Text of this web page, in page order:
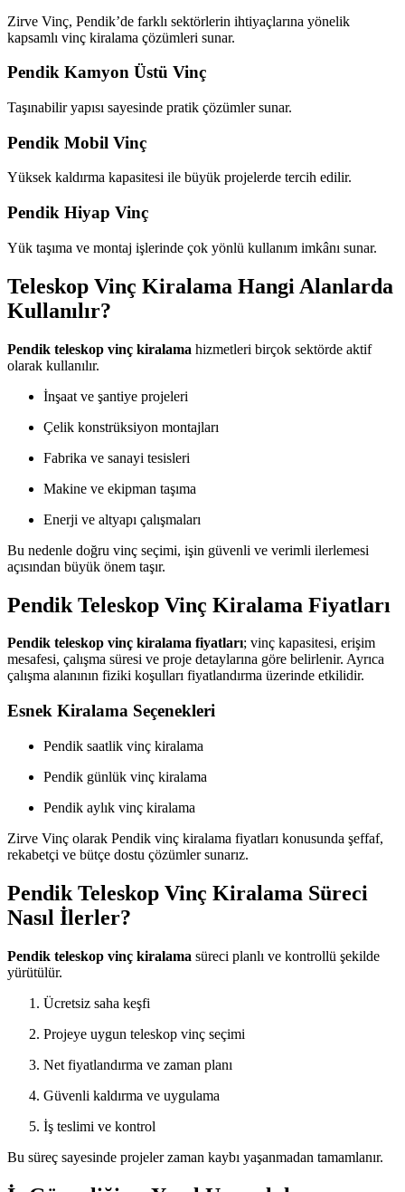
Zirve Vinç, Pendik’de farklı sektörlerin ihtiyaçlarına yönelik
kapsamlı vinç kiralama çözümleri sunar.
Pendik Kamyon Üstü Vinç
Taşınabilir yapısı sayesinde pratik çözümler sunar.
Pendik Mobil Vinç
Yüksek kaldırma kapasitesi ile büyük projelerde tercih edilir.
Pendik Hiyap Vinç
Yük taşıma ve montaj işlerinde çok yönlü kullanım imkânı sunar.
Teleskop Vinç Kiralama Hangi Alanlarda
Kullanılır?
Pendik teleskop vinç kiralama hizmetleri birçok sektörde aktif
olarak kullanılır.
İnşaat ve şantiye projeleri
Çelik konstrüksiyon montajları
Fabrika ve sanayi tesisleri
Makine ve ekipman taşıma
Enerji ve altyapı çalışmaları
Bu nedenle doğru vinç seçimi, işin güvenli ve verimli ilerlemesi
açısından büyük önem taşır.
Pendik Teleskop Vinç Kiralama Fiyatları
Pendik teleskop vinç kiralama fiyatları; vinç kapasitesi, erişim
mesafesi, çalışma süresi ve proje detaylarına göre belirlenir. Ayrıca
çalışma alanının fiziki koşulları fiyatlandırma üzerinde etkilidir.
Esnek Kiralama Seçenekleri
Pendik saatlik vinç kiralama
Pendik günlük vinç kiralama
Pendik aylık vinç kiralama
Zirve Vinç olarak Pendik vinç kiralama fiyatları konusunda şeffaf,
rekabetçi ve bütçe dostu çözümler sunarız.
Pendik Teleskop Vinç Kiralama Süreci
Nasıl İlerler?
Pendik teleskop vinç kiralama süreci planlı ve kontrollü şekilde
yürütülür.
Ücretsiz saha keşfi
Projeye uygun teleskop vinç seçimi
Net fiyatlandırma ve zaman planı
Güvenli kaldırma ve uygulama
İş teslimi ve kontrol
Bu süreç sayesinde projeler zaman kaybı yaşanmadan tamamlanır.